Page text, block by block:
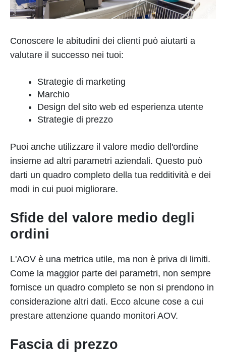
Conoscere le abitudini dei clienti può aiutarti a
valutare il successo nei tuoi:
Strategie di marketing
Marchio
Design del sito web ed esperienza utente
Strategie di prezzo
Puoi anche utilizzare il valore medio dell'ordine
insieme ad altri parametri aziendali. Questo può
darti un quadro completo della tua redditività e dei
modi in cui puoi migliorare.
Sfide del valore medio degli
ordini
L'AOV è una metrica utile, ma non è priva di limiti.
Come la maggior parte dei parametri, non sempre
fornisce un quadro completo se non si prendono in
considerazione altri dati. Ecco alcune cose a cui
prestare attenzione quando monitori AOV.
Fascia di prezzo